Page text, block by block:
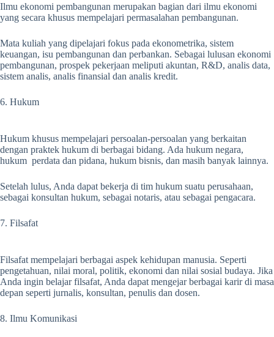
Ilmu ekonomi pembangunan merupakan bagian dari ilmu ekonomi
yang secara khusus mempelajari permasalahan pembangunan.
Mata kuliah yang dipelajari fokus pada ekonometrika, sistem
keuangan, isu pembangunan dan perbankan. Sebagai lulusan ekonomi
pembangunan, prospek pekerjaan meliputi akuntan, R&D, analis data,
sistem analis, analis finansial dan analis kredit.
6. Hukum
Hukum khusus mempelajari persoalan-persoalan yang berkaitan
dengan praktek hukum di berbagai bidang. Ada hukum negara,
hukum perdata dan pidana, hukum bisnis, dan masih banyak lainnya.
Setelah lulus, Anda dapat bekerja di tim hukum suatu perusahaan,
sebagai konsultan hukum, sebagai notaris, atau sebagai pengacara.
7. Filsafat
Filsafat mempelajari berbagai aspek kehidupan manusia. Seperti
pengetahuan, nilai moral, politik, ekonomi dan nilai sosial budaya. Jika
Anda ingin belajar filsafat, Anda dapat mengejar berbagai karir di masa
depan seperti jurnalis, konsultan, penulis dan dosen.
8. Ilmu Komunikasi